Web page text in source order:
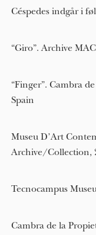
Céspedes indgår i
“Giro”. Archive
“Finger”. Cambra
Spain
Museu D’Art
Archive/Collection,
Tecnocampus
Cambra de la